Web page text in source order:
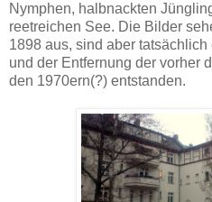
Nymphen, halbnackten
reetreichen See. Die Bilder
1898 aus, sind aber
und der Entfernung der vorher
den 1970ern(?) entstanden.